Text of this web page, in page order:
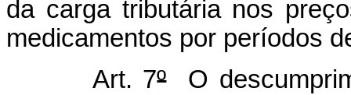
da carga tributária nos
medicamentos por períodos
Art. 7ºO